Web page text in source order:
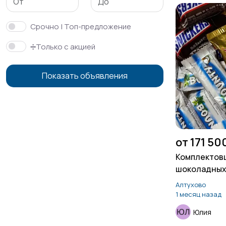
Срочно | Топ-предложение
➗Только с акцией
Показать объявления
от 171
склад конфет
Алтухово
1 месяц назад
Юлия